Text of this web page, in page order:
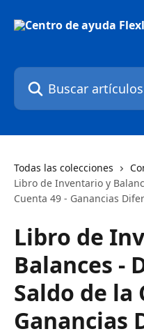
Buscar artículos...
Todas las colecciones
Libro de Inventario y
Cuenta 49 - Ganancias
Libro de
Balances -
Saldo de la
Ganancias